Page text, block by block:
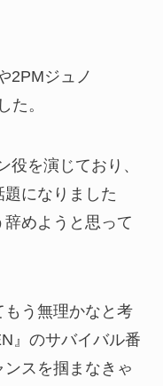
2PMジュノ
た。
役を演じており、
題になりました
めようと思って
う無理かなと考
』のサバイバル番
スを掴まなきゃ